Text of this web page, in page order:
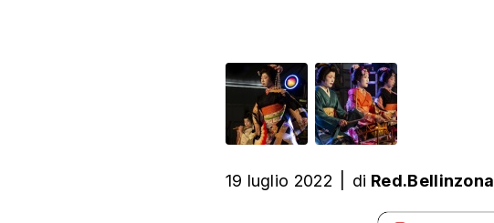
19 luglio 2022 di Red.Bellinzona